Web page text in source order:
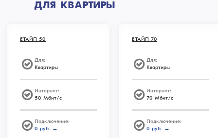
ДЛЯ КВАРТИРЫ
ЕТАЙП 50
Для:
Квартиры
Интернет:
50 Мбит/с
Подключение:
0 руб. →
ЕТАЙП 70
Для:
Квартиры
Интернет:
70 Мбит/с
Подключение:
0 руб. →